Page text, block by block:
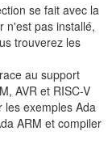
se fait avec la
n'est pas installé,
trouverez les
au support
AVR et RISC-V
exemples Ada
ARM et compiler